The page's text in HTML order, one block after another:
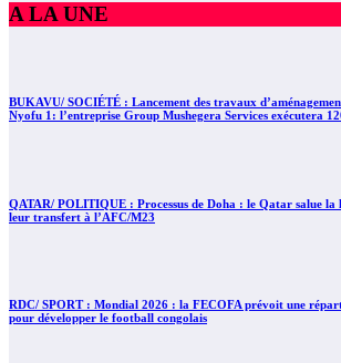
A LA UNE
BUKAVU/ SOCIÉTÉ : Lancement des travaux
Nyofu 1: l’entreprise Group Mushegera Services exécutera
QATAR/ POLITIQUE : Processus de Doha : le Qatar salue la
leur transfert à l’AFC/M23
RDC/ SPORT : Mondial 2026 : la FECOFA prévoit une
pour développer le football congolais